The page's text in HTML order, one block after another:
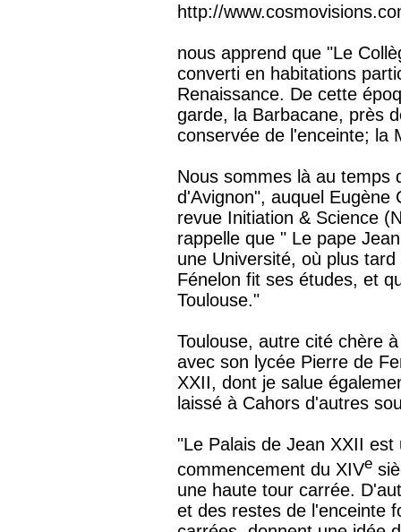
http://
nous apprend que "Le
converti en habitations
Renaissance. De cette
garde, la Barbacane, près
conservée de l'enceinte; la
Nous sommes là au temps
d'Avignon", auquel Eugène
revue Initiation & Science
rappelle que " Le pape
une Université, où plus
Fénelon fit ses études, et
Toulouse."
Toulouse, autre cité chère
avec son lycée Pierre de
XXII, dont je salue
laissé à Cahors d'autres
"Le Palais de Jean XXII
commencement du XIVe
une haute tour carrée.
et des restes de l'enceinte